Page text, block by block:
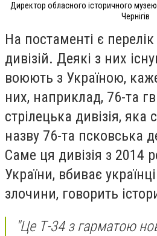
Директор обласного історичного музею
Чернігів
На постаменті є
дивізій. Деякі з них
воюють з Україною,
них, наприклад, 76-та
стрілецька дивізія, яка
назву 76-та псковська
Саме ця дивізія з 2014
України, вбиває
злочини, говорить
"Це Т-34 з гарматою